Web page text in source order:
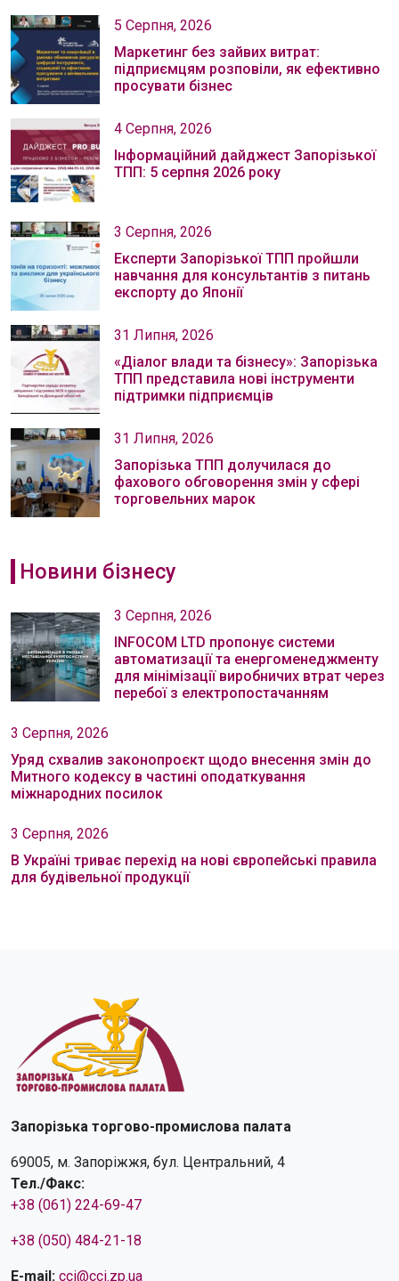
5 Серпня, 2026
Маркетинг без зайвих витрат:
підприємцям розповіли, як ефективно
просувати бізнес
4 Серпня, 2026
Інформаційний дайджест Запорізької
ТПП: 5 серпня 2026 року
3 Серпня, 2026
Експерти Запорізької ТПП пройшли
навчання для консультантів з питань
експорту до Японії
31 Липня, 2026
«Діалог влади та бізнесу»: Запорізька
ТПП представила нові інструменти
підтримки підприємців
31 Липня, 2026
Запорізька ТПП долучилася до
фахового обговорення змін у сфері
торговельних марок
Новини бізнесу
3 Серпня, 2026
INFOCOM LTD пропонує системи
автоматизації та енергоменеджменту
для мінімізації виробничих втрат через
перебої з електропостачанням
3 Серпня, 2026
Уряд схвалив законопроєкт щодо внесення змін до
Митного кодексу в частині оподаткування
міжнародних посилок
3 Серпня, 2026
В Україні триває перехід на нові європейські правила
для будівельної продукції
Запорізька торгово-промислова палата
69005, м. Запоріжжя, бул. Центральний, 4
Тел./Факс:
+38 (061) 224-69-47
+38 (050) 484-21-18
E-mail: cci@cci.zp.ua